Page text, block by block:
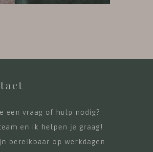
een vraag of hulp nodig?
en ik helpen je graag!
bereikbaar op werkdagen